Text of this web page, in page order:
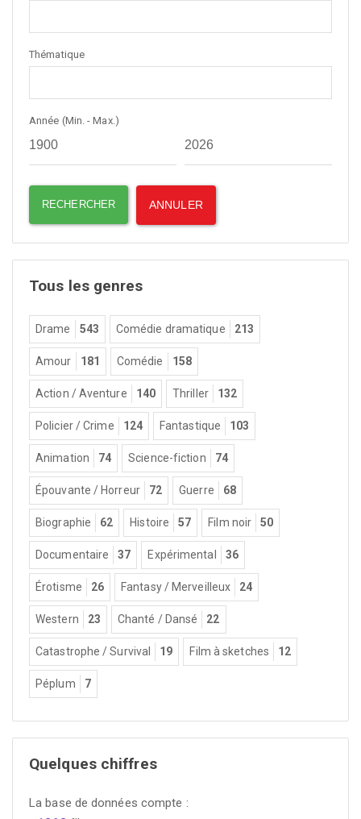
Thématique
Année (Min. - Max.)
Tous les genres
Drame 543 Comédie dramatique 213
Amour 181 Comédie 158
Action / Aventure 140 Thriller 132
Policier / Crime 124 Fantastique 103
Animation 74 Science-fiction 74
Épouvante / Horreur 72 Guerre 68
Biographie 62 Histoire 57 Film noir 50
Documentaire 37 Expérimental 36
Érotisme 26 Fantasy / Merveilleux 24
Western 23 Chanté / Dansé 22
Catastrophe / Survival 19 Film à sketches 12
Péplum 7
Quelques chiffres
La base de données compte :